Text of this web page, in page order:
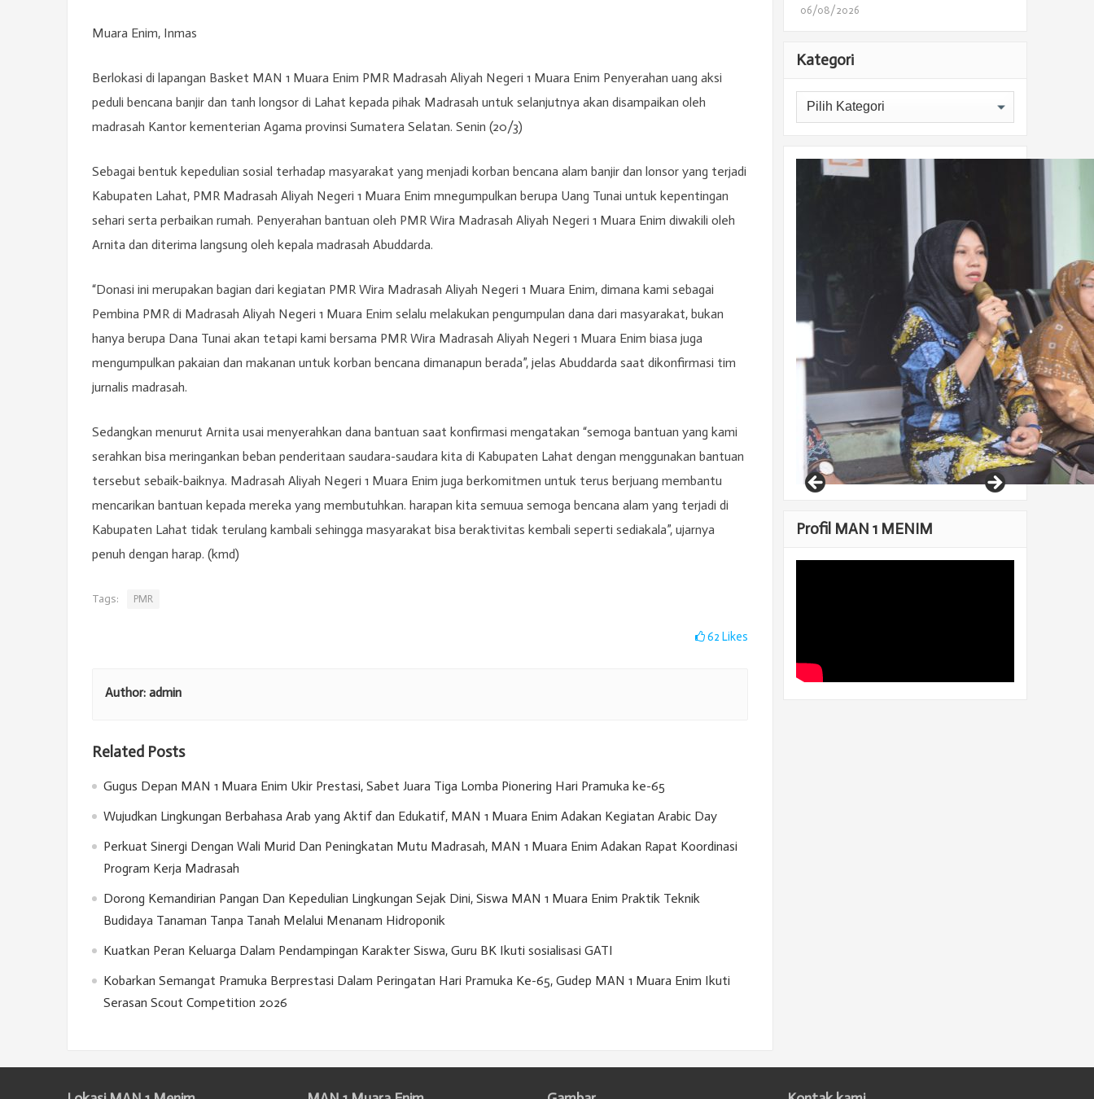
Muara Enim, Inmas
Berlokasi di lapangan Basket MAN 1 Muara Enim PMR Madrasah Aliyah Negeri 1 Muara Enim Penyerahan uang aksi
peduli bencana banjir dan tanh longsor di Lahat kepada pihak Madrasah untuk selanjutnya akan disampaikan oleh
madrasah Kantor kementerian Agama provinsi Sumatera Selatan. Senin (20/3)
Sebagai bentuk kepedulian sosial terhadap masyarakat yang menjadi korban bencana alam banjir dan lonsor yang terjadi
Kabupaten Lahat, PMR Madrasah Aliyah Negeri 1 Muara Enim mnegumpulkan berupa Uang Tunai untuk kepentingan
sehari serta perbaikan rumah. Penyerahan bantuan oleh PMR Wira Madrasah Aliyah Negeri 1 Muara Enim diwakili oleh
Arnita dan diterima langsung oleh kepala madrasah Abuddarda.
“Donasi ini merupakan bagian dari kegiatan PMR Wira Madrasah Aliyah Negeri 1 Muara Enim, dimana kami sebagai
Pembina PMR di Madrasah Aliyah Negeri 1 Muara Enim selalu melakukan pengumpulan dana dari masyarakat, bukan
hanya berupa Dana Tunai akan tetapi kami bersama PMR Wira Madrasah Aliyah Negeri 1 Muara Enim biasa juga
mengumpulkan pakaian dan makanan untuk korban bencana dimanapun berada”, jelas Abuddarda saat dikonfirmasi tim
jurnalis madrasah.
Sedangkan menurut Arnita usai menyerahkan dana bantuan saat konfirmasi mengatakan “semoga bantuan yang kami
serahkan bisa meringankan beban penderitaan saudara-saudara kita di Kabupaten Lahat dengan menggunakan bantuan
tersebut sebaik-baiknya. Madrasah Aliyah Negeri 1 Muara Enim juga berkomitmen untuk terus berjuang membantu
mencarikan bantuan kepada mereka yang membutuhkan. harapan kita semuua semoga bencana alam yang terjadi di
Kabupaten Lahat tidak terulang kambali sehingga masyarakat bisa beraktivitas kembali seperti sediakala”, ujarnya
penuh dengan harap. (kmd)
Tags: PMR
62 Likes
Author: admin
Related Posts
Gugus Depan MAN 1 Muara Enim Ukir Prestasi, Sabet Juara Tiga Lomba Pionering Hari Pramuka ke-65
Wujudkan Lingkungan Berbahasa Arab yang Aktif dan Edukatif, MAN 1 Muara Enim Adakan Kegiatan Arabic Day
Perkuat Sinergi Dengan Wali Murid Dan Peningkatan Mutu Madrasah, MAN 1 Muara Enim Adakan Rapat Koordinasi
Program Kerja Madrasah
Dorong Kemandirian Pangan Dan Kepedulian Lingkungan Sejak Dini, Siswa MAN 1 Muara Enim Praktik Teknik
Budidaya Tanaman Tanpa Tanah Melalui Menanam Hidroponik
Kuatkan Peran Keluarga Dalam Pendampingan Karakter Siswa, Guru BK Ikuti sosialisasi GATI
Kobarkan Semangat Pramuka Berprestasi Dalam Peringatan Hari Pramuka Ke-65, Gudep MAN 1 Muara Enim Ikuti
Serasan Scout Competition 2026
06/08/2026
Kategori
Kategori
Profil MAN 1 MENIM